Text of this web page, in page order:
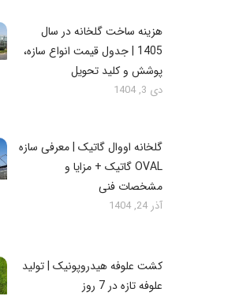
هزینه ساخت گلخانه در سال
1405 | جدول قیمت انواع سازه،
پوشش و کلید تحویل
دی 3, 1404
گلخانه اووال گاتیک | معرفی سازه
OVAL گاتیک + مزایا و
مشخصات فنی
آذر 24, 1404
کشت علوفه هیدروپونیک | تولید
علوفه تازه در 7 روز